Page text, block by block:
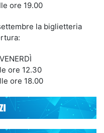
ore 19.00
la biglietteria
ore 12.30
ore 18.00